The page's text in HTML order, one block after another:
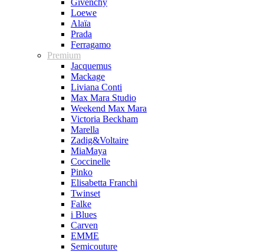
Givenchy
Loewe
Alaïa
Prada
Ferragamo
Premium
Jacquemus
Mackage
Liviana Conti
Max Mara Studio
Weekend Max Mara
Victoria Beckham
Marella
Zadig&Voltaire
MiaMaya
Coccinelle
Pinko
Elisabetta Franchi
Twinset
Falke
i Blues
Carven
EMME
Semicouture